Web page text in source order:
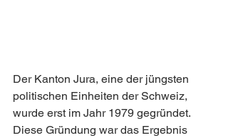
Der Kanton Jura, eine der jüngsten
politischen Einheiten der Schweiz,
wurde erst im Jahr 1979 gegründet.
Diese Gründung war das Ergebnis